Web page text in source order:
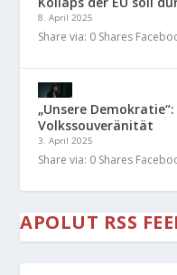
8. April 2025
Share via: 0 Shares
„Unsere
Volkssouveränität
3. April 2025
Share via: 0 Shares
APOLUT RSS